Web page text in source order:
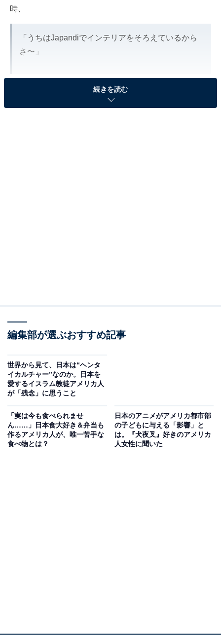
時、
「うちはJapandiでインテリアをそろえているから
さ〜」
「Japanese（日本の）」と「Scandinavian（北欧の）」
を合体させてできた造語です。日本の伝統的な家屋と、
の特徴になっています。
全体的にミニマリズムで、自然採光重視、優しい色合い
認められる物から、日本要素が薄い物まで、グラデーシ
ョンがあります。日本でいうところの「和モダン」に近
いと思われる雰囲気の物も含まれています。
続きを読む
編集部が選ぶおすすめ記事
世界から見て、日本は“ヘンタ
イカルチャー”なのか。日本を
愛するイスラム教徒アメリカ人
が「残念」に思うこと
「実は今も食べられませ
ん……」日本食大好き＆弁当も
作るアメリカ人が、唯一苦手な
食べ物とは？
日本のアニメがアメリカ都市部
の子どもに与える「影響」と
は。『犬夜叉』好きのアメリカ
人女性に聞いた